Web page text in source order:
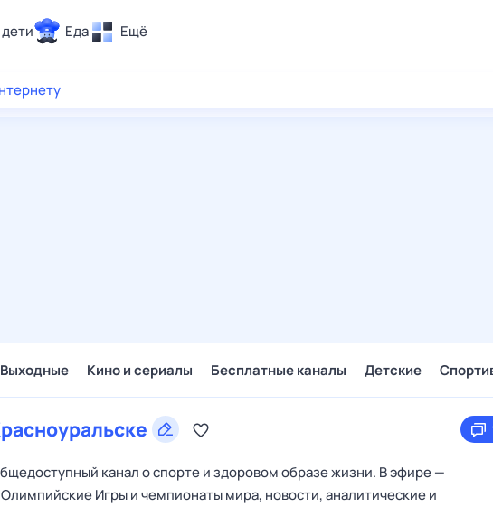
Еда Ещё
Выходные Кино и сериалы Бесплатные каналы Детские
канал о спорте и здоровом образе жизни. В эфире —
Игры и чемпионаты мира, новости, аналитические и